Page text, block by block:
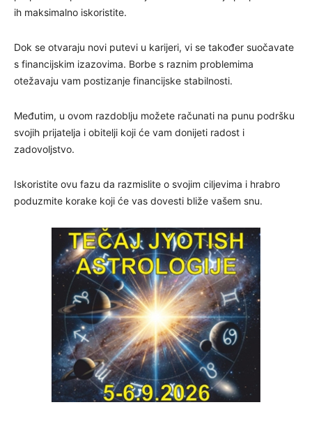
ih maksimalno iskoristite.
Dok se otvaraju novi putevi u karijeri, vi se također suočavate
s financijskim izazovima. Borbe s raznim problemima
otežavaju vam postizanje financijske stabilnosti.
Međutim, u ovom razdoblju možete računati na punu podršku
svojih prijatelja i obitelji koji će vam donijeti radost i
zadovoljstvo.
Iskoristite ovu fazu da razmislite o svojim ciljevima i hrabro
poduzmite korake koji će vas dovesti bliže vašem snu.